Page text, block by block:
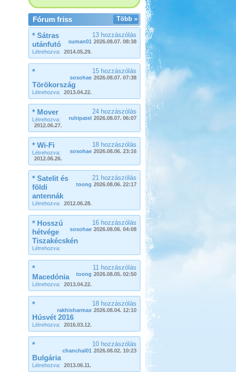
Több »
Fórum friss
13 hozzászólás
suman01 2026.08.07. 08:38
* Sátras
utánfutó
Létrehozva: 2014.05.29.
15 hozzászólás
sosohae 2026.08.07. 07:38
*
Törökország
Létrehozva: 2013.04.22.
24 hozzászólás
ruhipatel 2026.08.07. 06:07
* Mover
Létrehozva:
2012.06.27.
18 hozzászólás
sosohae 2026.08.06. 23:16
* Wi-Fi
Létrehozva:
2012.06.26.
21 hozzászólás
toong 2026.08.06. 22:17
* Satelit és
földi
antennák
Létrehozva: 2012.06.28.
16 hozzászólás
sosohae 2026.08.06. 04:08
* Hosszú
hétvége
Tiszakécskén
Létrehozva:
11 hozzászólás
toong 2026.08.05. 02:50
*
Macedónia
Létrehozva: 2013.04.22.
18 hozzászólás
rakhisharmax 2026.08.04. 12:10
*
Húsvét 2016
Létrehozva: 2016.03.12.
10 hozzászólás
chanchal01 2026.08.02. 10:23
*
Bulgária
Létrehozva: 2013.06.11.